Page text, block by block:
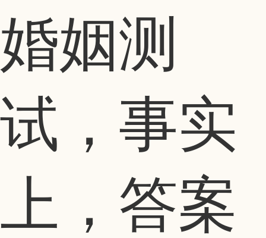
婚姻测
试，事实
上，答案